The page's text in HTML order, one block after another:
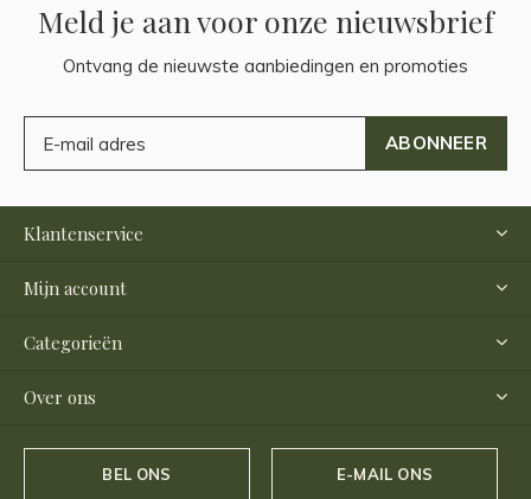
Meld je aan voor onze nieuwsbrief
Ontvang de nieuwste aanbiedingen en promoties
ABONNEER
Klantenservice
Mijn account
Categorieën
Over ons
BEL ONS E-MAIL ONS